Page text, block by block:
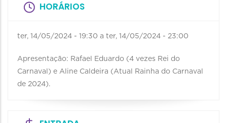
HORÁRIOS
ter, 14/05/2024 - 19:30 a ter, 14/05/2024 - 23:00
Apresentação: Rafael Eduardo (4 vezes Rei do
Carnaval) e Aline Caldeira (Atual Rainha do Carnaval
de 2024).